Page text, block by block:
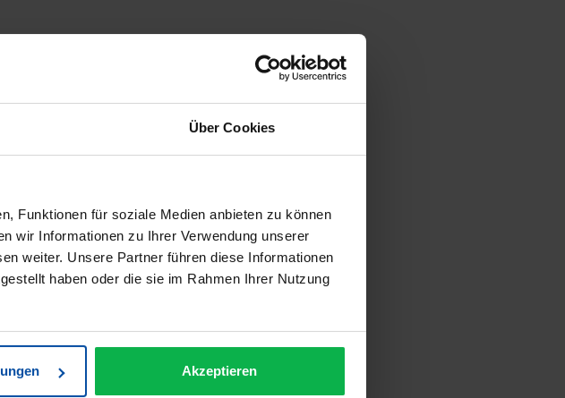
Über Cookies
Funktionen für soziale Medien anbieten zu können
wir Informationen zu Ihrer Verwendung unserer
weiter. Unsere Partner führen diese Informationen
haben oder die sie im Rahmen Ihrer Nutzung
Akzeptieren
kommen.